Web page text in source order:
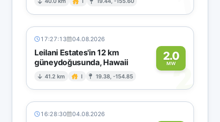
17:27:13 04.08.2026
Leilani Estates'in 12 km
güneydoğusunda, Hawaii
41.2 km I 19.38, -154.85
2.0
MW2
16:28:30 04.08.2026